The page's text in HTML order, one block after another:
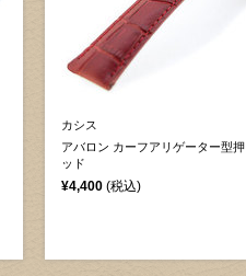
カシス
アバロン カーフアリゲーター型
ッド
¥4,400 (税込)